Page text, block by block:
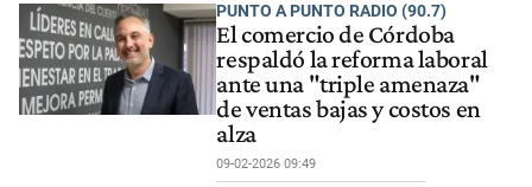
PUNTO A PUNTO RADIO (90.7)
El comercio de Córdoba
respaldó la reforma laboral
ante una "triple amenaza"
de ventas bajas y costos en
alza
09-02-2026 09:49